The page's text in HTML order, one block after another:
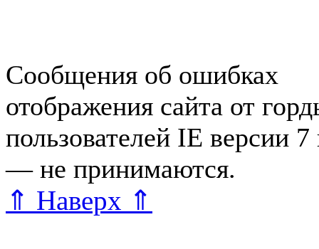
Сообщения об ошибках
отображения сайта от
пользователей IE версии
— не принимаются.
⇑ Наверх ⇑